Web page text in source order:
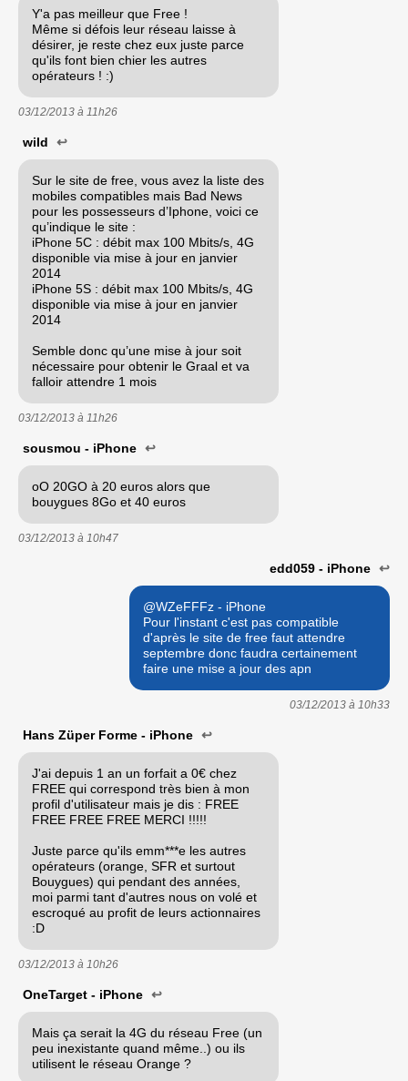
Y'a pas meilleur que Free !
Même si défois leur réseau laisse à
désirer, je reste chez eux juste parce
qu'ils font bien chier les autres
opérateurs ! :)
03/12/2013 à 11h26
wild ↩
Sur le site de free, vous avez la liste des
mobiles compatibles mais Bad News
pour les possesseurs d’Iphone, voici ce
qu’indique le site :
iPhone 5C : débit max 100 Mbits/s, 4G
disponible via mise à jour en janvier
2014
iPhone 5S : débit max 100 Mbits/s, 4G
disponible via mise à jour en janvier
2014
Semble donc qu’une mise à jour soit
nécessaire pour obtenir le Graal et va
falloir attendre 1 mois
03/12/2013 à 11h26
sousmou - iPhone ↩
oO 20GO à 20 euros alors que
bouygues 8Go et 40 euros
03/12/2013 à 10h47
edd059 - iPhone ↩
@WZeFFFz - iPhone
Pour l'instant c'est pas compatible
d'après le site de free faut attendre
septembre donc faudra certainement
faire une mise a jour des apn
03/12/2013 à 10h33
Hans Züper Forme - iPhone ↩
J'ai depuis 1 an un forfait a 0€ chez
FREE qui correspond très bien à mon
profil d'utilisateur mais je dis : FREE
FREE FREE FREE MERCI !!!!!
Juste parce qu'ils emm***e les autres
opérateurs (orange, SFR et surtout
Bouygues) qui pendant des années,
moi parmi tant d'autres nous on volé et
escroqué au profit de leurs actionnaires
:D
03/12/2013 à 10h26
OneTarget - iPhone ↩
Mais ça serait la 4G du réseau Free (un
peu inexistante quand même..) ou ils
utilisent le réseau Orange ?